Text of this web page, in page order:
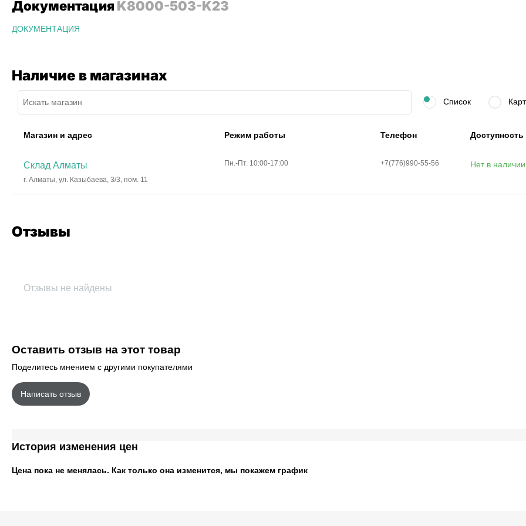
Документация K8000-503-K23
ДОКУМЕНТАЦИЯ
Наличие в магазинах
Список
Магазин и адрес Режим работы Телефон Доступность
Склад Алматы
г. Алматы, ул. Казыбаева, 3/3, пом. 11
Пн.-Пт. 10:00-17:00 +7(776)990-55-56 Нет в наличии
Отзывы
Отзывы не найдены
Оставить отзыв на этот товар
Поделитесь мнением с другими покупателями
Написать отзыв
История изменения цен
Цена пока не менялась. Как только она изменится, мы покажем график